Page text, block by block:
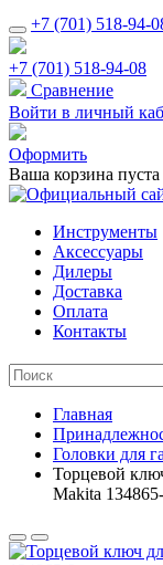
+7 (701) 518-94-
+7 (701) 518-94-08
Сравнение
Войти в личный
Оформить
Ваша корзина пуста
Инструменты
Аксессуары
Дилеры
Доставка
Оплата
Контакты
Главная
Головки для
Торцевой
Makita